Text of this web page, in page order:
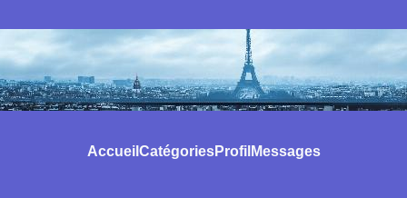
Accueil CatégoriesProfil Messages